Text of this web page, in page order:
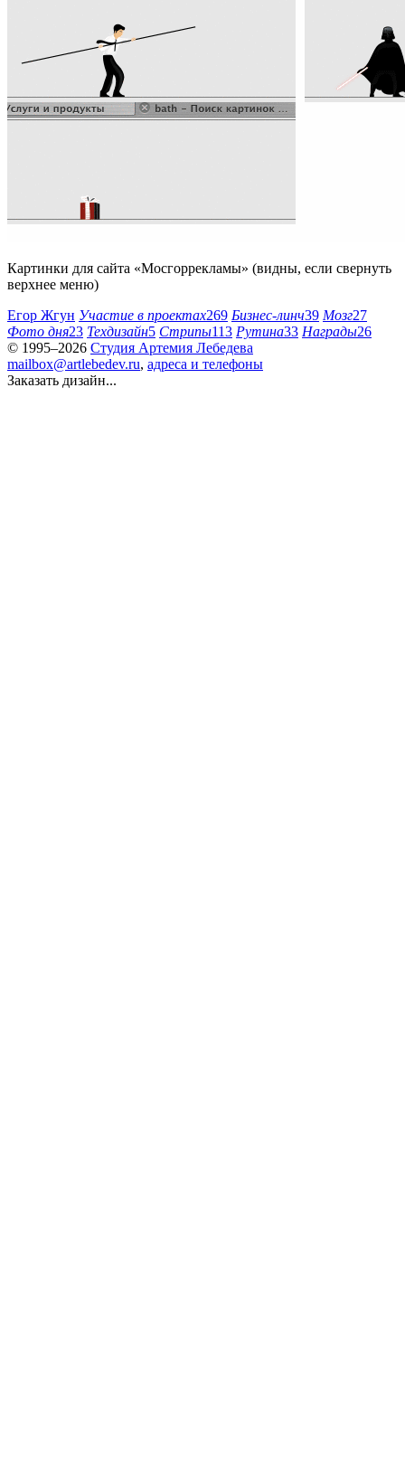
Картинки для сайта «Мосгоррекламы» (видны, если свернуть
верхнее меню)
Егор Жгун Участие в проектах269 Бизнес-линч39 Мозг27
Фото дня23 Техдизайн5 Стрипы113 Рутина33 Награды26
© 1995–2026 Студия Артемия Лебедева
mailbox@artlebedev.ru, адреса и телефоны
Заказать дизайн...